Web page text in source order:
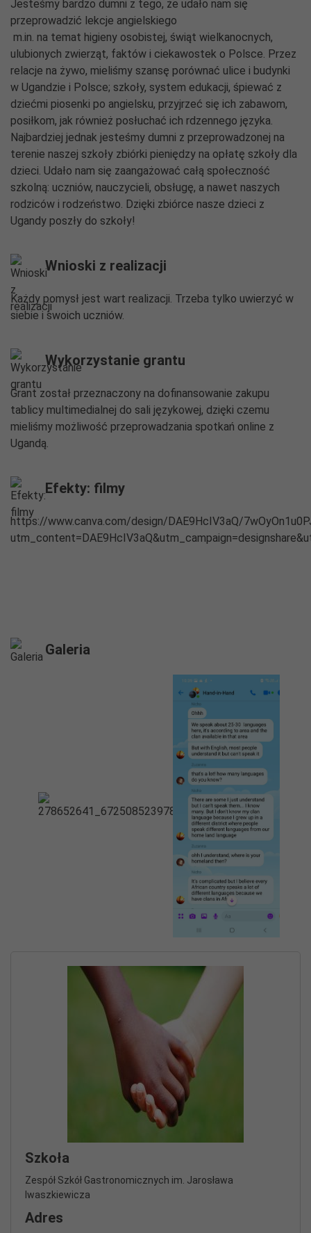
Jesteśmy bardzo dumni z tego, że udało nam się
przeprowadzić lekcje angielskiego
m.in. na temat higieny osobistej, świąt wielkanocnych,
ulubionych zwierząt, faktów i ciekawostek o Polsce. Przez
relacje na żywo, mieliśmy szansę porównać ulice i budynki
w Ugandzie i Polsce; szkoły, system edukacji, śpiewać z
dziećmi piosenki po angielsku, przyjrzeć się ich zabawom,
posiłkom, jak również posłuchać ich rdzennego języka.
Najbardziej jednak jesteśmy dumni z przeprowadzonej na
terenie naszej szkoły zbiórki pieniędzy na opłatę szkoły dla
dzieci. Udało nam się zaangażować całą społeczność
szkolną: uczniów, nauczycieli, obsługę, a nawet naszych
rodziców i rodzeństwo. Dzięki zbiórce nasze dzieci z
Ugandy poszły do szkoły!
Wnioski z realizacji
Każdy pomysł jest wart realizacji. Trzeba tylko uwierzyć w
siebie i swoich uczniów.
Wykorzystanie grantu
Grant został przeznaczony na dofinansowanie zakupu
tablicy multimedialnej do sali językowej, dzięki czemu
mieliśmy możliwość przeprowadzania spotkań online z
Ugandą.
Efekty: filmy
https://www.canva.com/design/DAE9HcIV3aQ/
Galeria
Szkoła
Zespół Szkół Gastronomicznych im. Jarosława
Iwaszkiewicza
Adres